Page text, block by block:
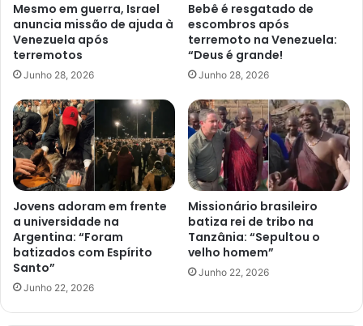
Mesmo em guerra, Israel
anuncia missão de ajuda à
Venezuela após
terremotos
Junho 28, 2026
Bebê é resgatado de
escombros após
terremoto na Venezuela:
“Deus é grande!
Junho 28, 2026
Jovens adoram em frente
a universidade na
Argentina: “Foram
batizados com Espírito
Santo”
Junho 22, 2026
Missionário brasileiro
batiza rei de tribo na
Tanzânia: “Sepultou o
velho homem”
Junho 22, 2026